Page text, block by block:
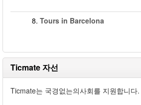
8. Tours in Barcelona
Ticmate 자선
Ticmate는 국경없는의사회를 지원합니다.